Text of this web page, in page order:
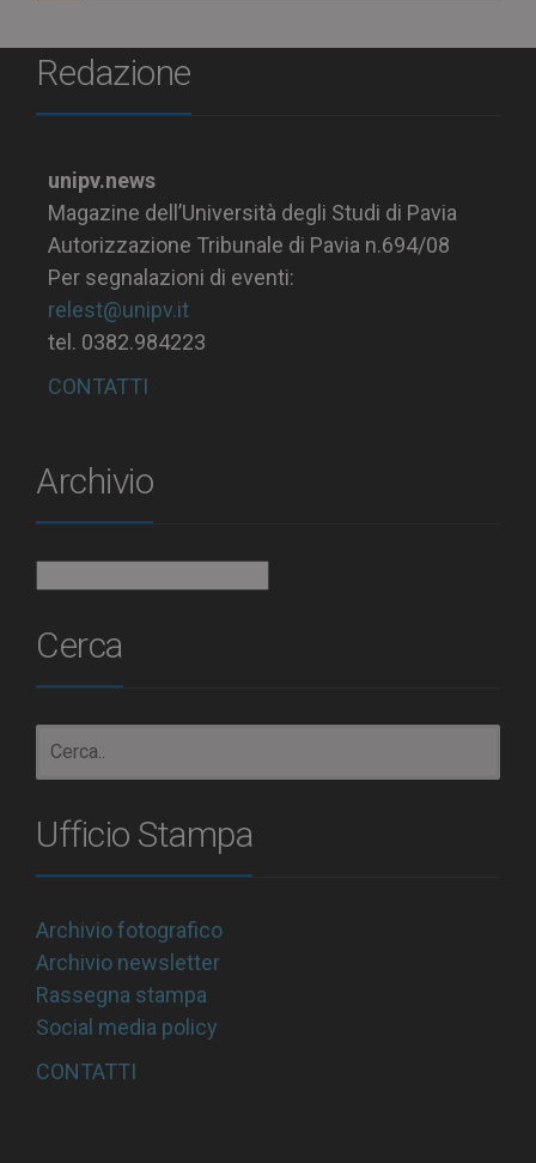
Redazione
unipv.news
Magazine dell’Università degli Studi di Pavia
Autorizzazione Tribunale di Pavia n.694/08
Per segnalazioni di eventi:
relest@unipv.it
tel. 0382.984223
CONTATTI
Archivio
Cerca
Ufficio Stampa
Archivio fotografico
Archivio newsletter
Rassegna stampa
Social media policy
CONTATTI